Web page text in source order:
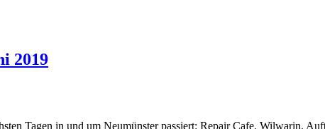
2019
Tagen in und um Neumünster passiert: Repair Cafe. Wilwarin.